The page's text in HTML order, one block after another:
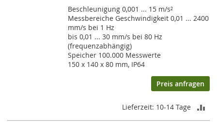
Beschleunigung 0,001 ... 15 m/s²
Messbereiche Geschwindigkeit 0,01 ... 2400
mm/s bei 1 Hz
bis 0,01 ... 30 mm/s bei 80 Hz
(frequenzabhängig)
Speicher 100.000 Messwerte
150 x 140 x 80 mm, IP64
Preis anfragen
Lieferzeit: 10-14 Tage